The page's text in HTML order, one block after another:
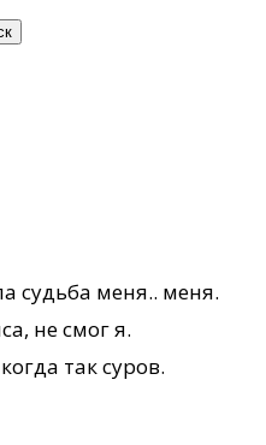
судьба меня.. меня.
не смог я.
так суров.